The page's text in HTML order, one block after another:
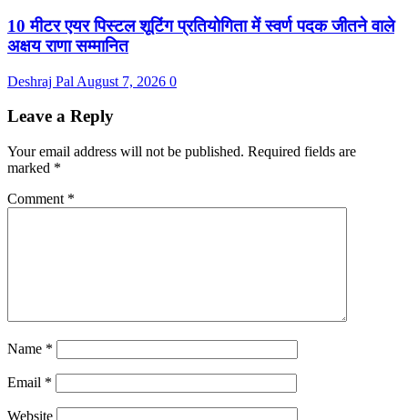
10 मीटर एयर पिस्टल शूटिंग प्रतियोगिता में स्वर्ण पदक जीतने वाले
अक्षय राणा सम्मानित
Deshraj Pal August 7, 2026 0
Leave a Reply
Your email address will not be published. Required fields are
marked *
Comment *
Name *
Email *
Website